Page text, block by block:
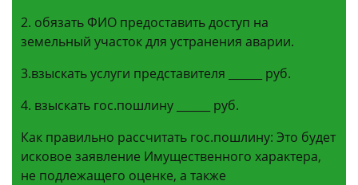
2. обязать ФИО предоставить доступ на
земельный участок для устранения аварии.
3.взыскать услуги представителя ______ руб.
4. взыскать гос.пошлину ______ руб.
Как правильно рассчитать гос.пошлину: Это будет
исковое заявление Имущественного характера,
не подлежащего оценке, а также